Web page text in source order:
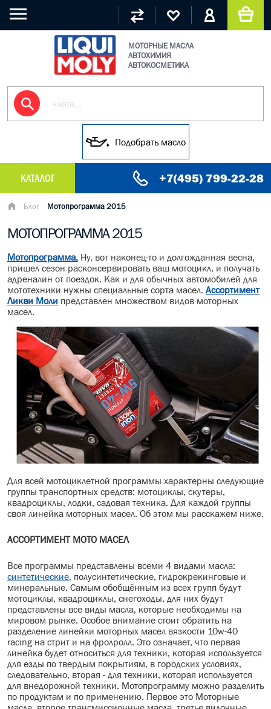
МОТОРНЫЕ МАСЛА
АВТОХИМИЯ
АВТОКОСМЕТИКА
Подобрать масло
КАТАЛОГ +7(495) 799-22-28
МАСЛО МОТОРНОЕ
ГРУЗОВЫЕ МАСЛА
ГИДРАВЛИЧЕСКИЕ МАСЛА
МАСЛО В КОРОБКУ
КОНСИСТЕНТНАЯ СМАЗКА
БОЧКИ МАСЛА
ИНДУСТРИАЛЬНЫЕ МАСЛА
АНТИФРИЗЫ СПЕЦЖИДКОСТИ
ПРИСАДКИ АВТОХИМИЯ
АВТО КОСМЕТИКА
ВСЕ БРЕНДЫ
Блог Мотопрограмма 2015
МОТОПРОГРАММА 2015
Мотопрограмма. Ну, вот наконец-то и долгожданная весна,
пришел сезон расконсервировать ваш мотоцикл, и получать
адреналин от поездок. Как и для обычных автомобилей для
мототехники нужны специальные сорта масел. Ассортимент
Ликви Моли представлен множеством видов моторных
масел.
Для всей мотоциклетной программы характерны следующие
группы транспортных средств: мотоциклы, скутеры,
квадроциклы, лодки, садовая техника. Для каждой группы
своя линейка моторных масел. Об этом мы расскажем ниже.
АССОРТИМЕНТ МОТО МАСЕЛ
Все программы представлены всеми 4 видами масла:
синтетические, полусинтетические, гидрокрекинговые и
минеральные. Самым обобщённым из всех групп будут
мотоциклы, квадроциклы, снегоходы, для них будут
представлены все виды масла, которые необходимы на
мировом рынке. Особое внимание стоит обратить на
разделение линейки моторных масел вязкости 10w-40
racing на стрит и на фролролл. Это означает, что первая
линейка будет относиться для техники, которая используется
для езды по твердым покрытиям, в городских условиях,
следовательно, вторая - для техники, которая используется
для внедорожной техники. Мотопрограмму можно разделить
по продуктам и по применению. Первое это Моторные